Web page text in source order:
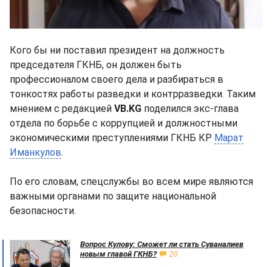
Кого бы ни поставил президент на должность
председателя ГКНБ, он должен быть
профессионалом своего дела и разбираться в
тонкостях работы разведки и контрразведки. Таким
мнением с редакцией VB.KG поделился экс-глава
отдела по борьбе с коррупцией и должностными
экономическими преступлениями ГКНБ КР Марат
Иманкулов.
По его словам, спецслужбы во всем мире являются
важными органами по защите национальной
безопасности.
Вопрос Кулову: Сможет ли стать Суваналиев
новым главой ГКНБ?
20